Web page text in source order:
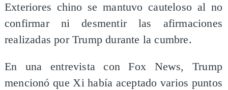
Exteriores chino se mantuvo cauteloso al no
confirmar ni desmentir las afirmaciones
realizadas por Trump durante la cumbre.
En una entrevista con Fox News, Trump
mencionó que Xi había aceptado varios puntos